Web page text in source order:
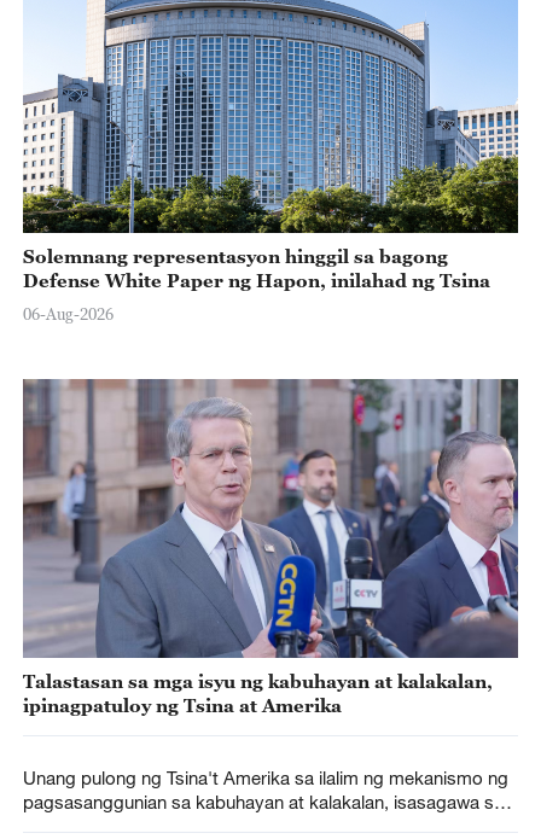
Solemnang representasyon hinggil sa bagong
Defense White Paper ng Hapon, inilahad ng Tsina
06-Aug-2026
Talastasan sa mga isyu ng kabuhayan at kalakalan,
ipinagpatuloy ng Tsina at Amerika
Unang pulong ng Tsina't Amerika sa ilalim ng mekanismo ng
pagsasanggunian sa kabuhayan at kalakalan, isasagawa sa